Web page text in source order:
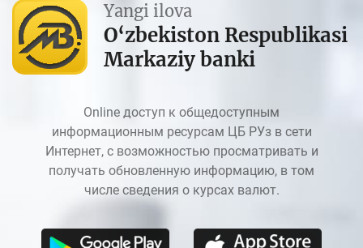
Yangi ilova
O‘zbekiston Respublikasi
Markaziy banki
Online доступ к общедоступным
информационным ресурсам ЦБ РУз в сети
Интернет, с возможностью просматривать и
получать обновленную информацию, в том
числе сведения о курсах валют.